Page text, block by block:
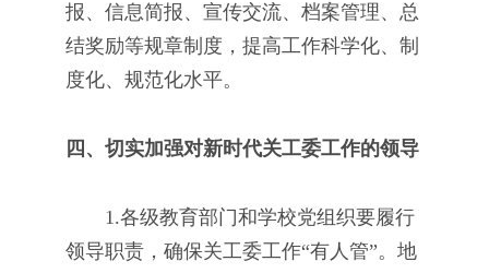
报、信息简报、宣传交流、档案管理、总
结奖励等规章制度，提高工作科学化、制
度化、规范化水平。
四、切实加强对新时代关工委工作的领导
1.各级教育部门和学校党组织要履行
领导职责，确保关工委工作“有人管”。地